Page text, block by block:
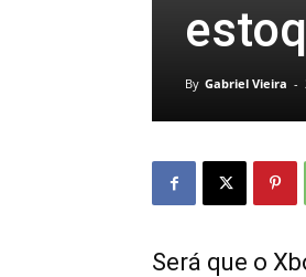
By Gabriel Vieira -
Será que o